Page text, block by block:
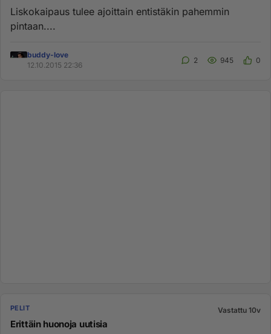
Liskokaipaus tulee ajoittain entistäkin pahemmin
pintaan....
buddy-love
12.10.2015 22:36
2 945 0
PELIT Vastattu 10v
Erittäin huonoja uutisia